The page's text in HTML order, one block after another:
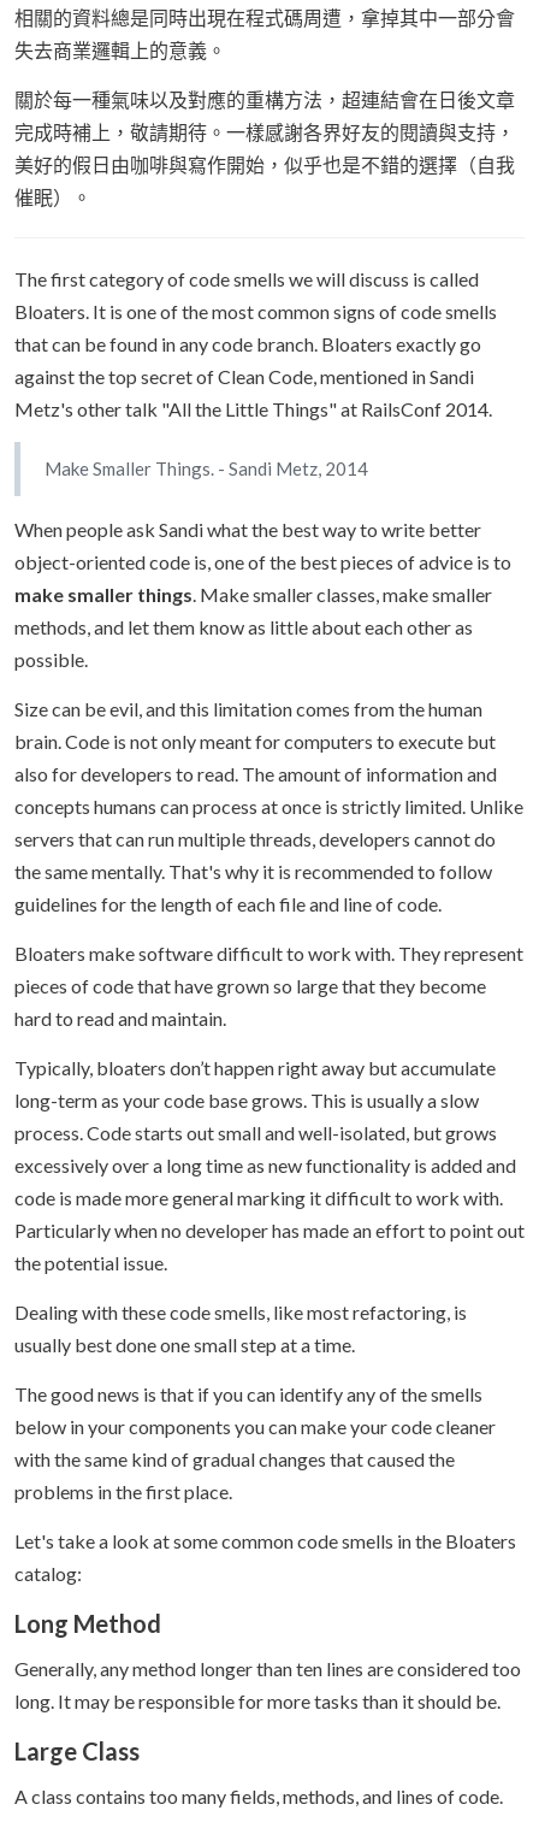
相關的資料總是同時出現在程式碼周遭，拿掉其中一部分會
失去商業邏輯上的意義。
關於每一種氣味以及對應的重構方法，超連結會在日後文章
完成時補上，敬請期待。一樣感謝各界好友的閱讀與支持，
美好的假日由咖啡與寫作開始，似乎也是不錯的選擇（自我
催眠）。
The first category of code smells we will discuss is called
Bloaters. It is one of the most common signs of code smells
that can be found in any code branch. Bloaters exactly go
against the top secret of Clean Code, mentioned in Sandi
Metz's other talk "All the Little Things" at RailsConf 2014.
Make Smaller Things. - Sandi Metz, 2014
When people ask Sandi what the best way to write better
object-oriented code is, one of the best pieces of advice is to
make smaller things. Make smaller classes, make smaller
methods, and let them know as little about each other as
possible.
Size can be evil, and this limitation comes from the human
brain. Code is not only meant for computers to execute but
also for developers to read. The amount of information and
concepts humans can process at once is strictly limited. Unlike
servers that can run multiple threads, developers cannot do
the same mentally. That's why it is recommended to follow
guidelines for the length of each file and line of code.
Bloaters make software difficult to work with. They represent
pieces of code that have grown so large that they become
hard to read and maintain.
Typically, bloaters don’t happen right away but accumulate
long-term as your code base grows. This is usually a slow
process. Code starts out small and well-isolated, but grows
excessively over a long time as new functionality is added and
code is made more general marking it difficult to work with.
Particularly when no developer has made an effort to point out
the potential issue.
Dealing with these code smells, like most refactoring, is
usually best done one small step at a time.
The good news is that if you can identify any of the smells
below in your components you can make your code cleaner
with the same kind of gradual changes that caused the
problems in the first place.
Let's take a look at some common code smells in the Bloaters
catalog:
Long Method
Generally, any method longer than ten lines are considered too
long. It may be responsible for more tasks than it should be.
Large Class
A class contains too many fields, methods, and lines of code.